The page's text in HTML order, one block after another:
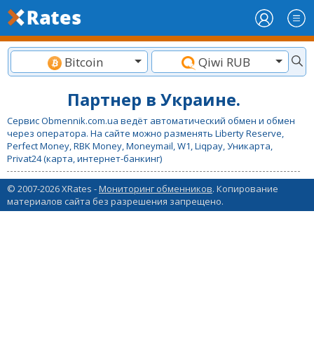
Bitcoin Qiwi RUB
Партнер в Украине.
Сервис Obmennik.com.ua ведёт автоматический обмен и обмен
через оператора. На сайте можно разменять Liberty Reserve,
Perfect Money, RBK Money, Moneymail, W1, Liqpay, Уникарта,
Privat24 (карта, интернет-банкинг)
© 2007-2026 XRates -Мониторинг обменников. Копирование
материалов сайта без разрешения запрещено.